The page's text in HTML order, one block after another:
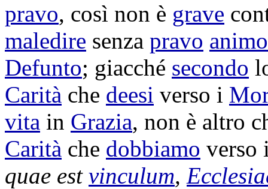
pravo, così non è grave
maledire senza pravo animo
Defunto; giacché secondo
Carità che deesi verso i
vita in Grazia, non è altro
Carità che dobbiamo
quae est vinculum,